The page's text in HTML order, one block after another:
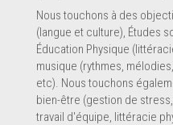
Nous touchons à des
(langue et culture), Études
Éducation Physique
musique (rythmes,
etc). Nous touchons
bien-être (gestion de
travail d'équipe, littéracie